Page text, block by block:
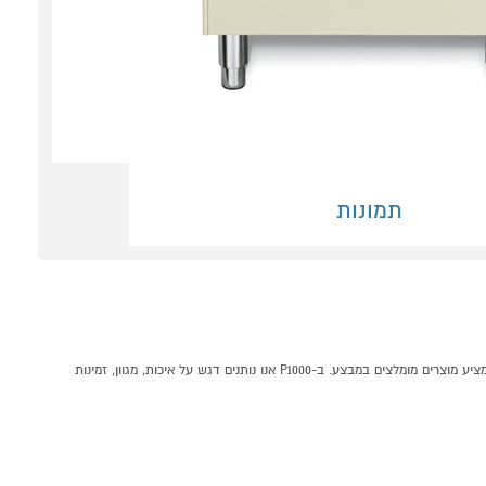
תמונות
תנור משולב כיריים 60 ס"מ דגם LOFRA PBI66MF קרם קונים אונליין בקטגוריית תנורים רחבים במחלקת תנורים, כיריים וקולטים בP1000 - אתר קניות ישראלי בטוח, משתלם ונוח המציע מוצרים מומלצים במבצע. ב-P1000 אנו נותנים דגש על איכות, מגוון, זמינות